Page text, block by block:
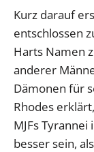
Kurz darauf
entschlossen
Harts Namen
anderer
Dämonen für
Rhodes
MJFs
besser sein,